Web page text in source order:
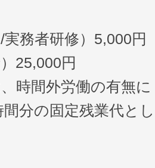
/実務者研修）5,000円
25,000円
時間外労働の有無に
分の固定残業代と